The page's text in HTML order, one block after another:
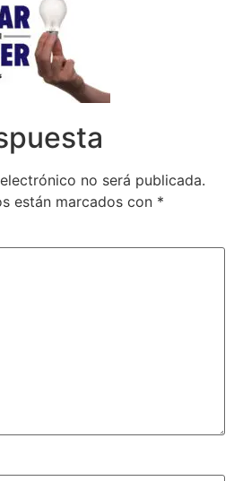
no será publicada.
están marcados con *